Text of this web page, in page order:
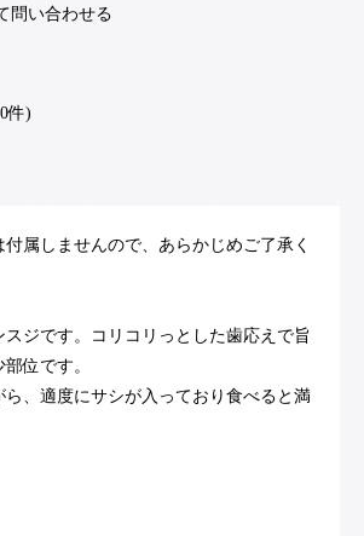
問い合わせる
件)
属しませんので、あらかじめご了承く
スジです。コリコリっとした歯応えで旨
位です。
ら、適度にサシが入っており食べると満